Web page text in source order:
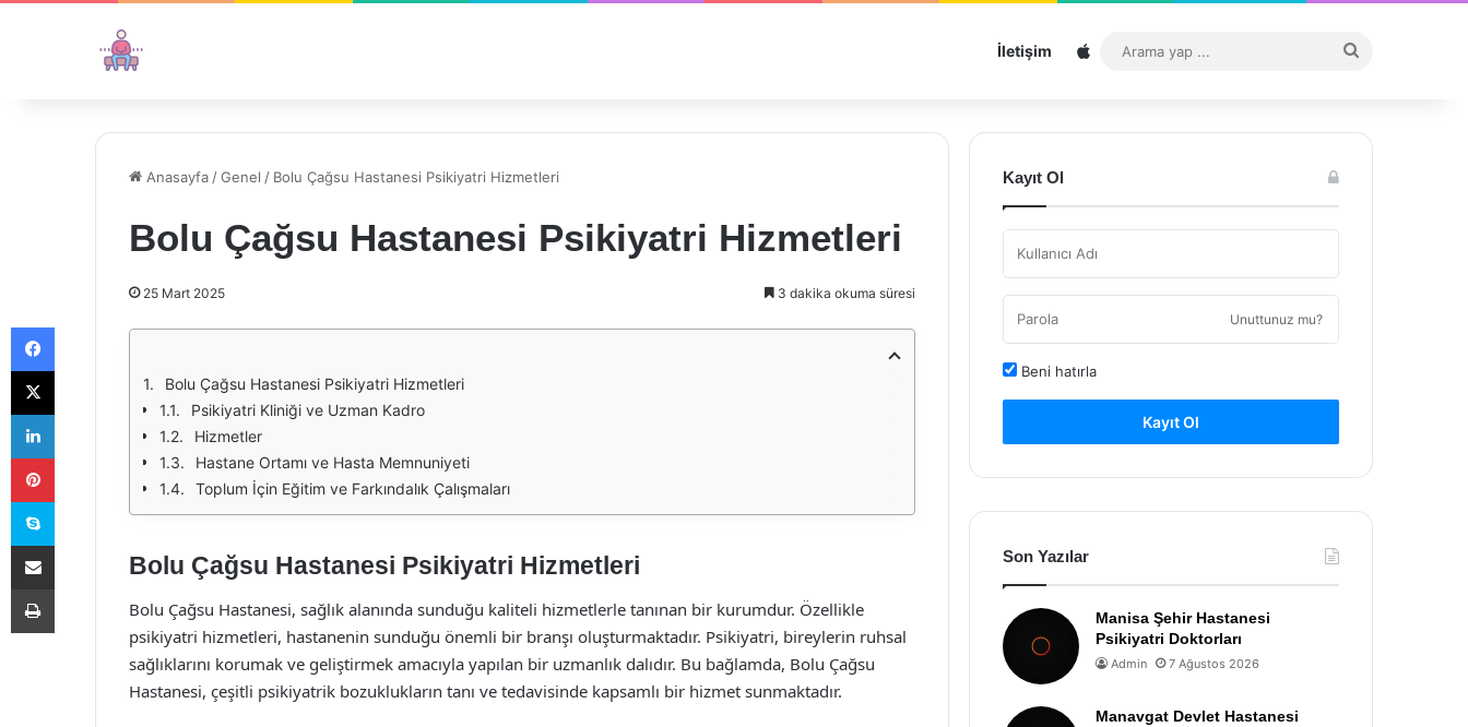
İletişim Sitemap
...
Anasayfa /Genel / Bolu Çağsu Hastanesi Psikiyatri Hizmetleri
Bolu Çağsu Hastanesi Psikiyatri Hizmetleri
25 Mart 2025 3 dakika okuma süresi
Bolu Çağsu Hastanesi Psikiyatri Hizmetleri
Psikiyatri Kliniği ve Uzman Kadro
Hizmetler
Hastane Ortamı ve Hasta Memnuniyeti
Toplum İçin Eğitim ve Farkındalık Çalışmaları
Bolu Çağsu Hastanesi Psikiyatri Hizmetleri
Bolu Çağsu Hastanesi, sağlık alanında sunduğu kaliteli hizmetlerle tanınan bir kurumdur. Özellikle
psikiyatri hizmetleri, hastanenin sunduğu önemli bir branşı oluşturmaktadır. Psikiyatri, bireylerin ruhsal
sağlıklarını korumak ve geliştirmek amacıyla yapılan bir uzmanlık dalıdır. Bu bağlamda, Bolu Çağsu
Hastanesi, çeşitli psikiyatrik bozuklukların tanı ve tedavisinde kapsamlı bir hizmet sunmaktadır.
Kayıt Ol
Unuttunuz mu?
Beni hatırla
Kayıt Ol
Son Yazılar
Manisa Şehir Hastanesi
Psikiyatri Doktorları
Admin 7 Ağustos 2026
Manavgat Devlet Hastanesi
Facebook
X
LinkedIn
Pinterest
Skype
E-Posta ile paylaş